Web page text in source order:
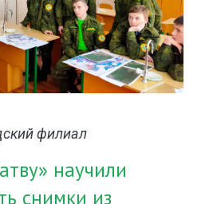
филиал
научили
снимки из